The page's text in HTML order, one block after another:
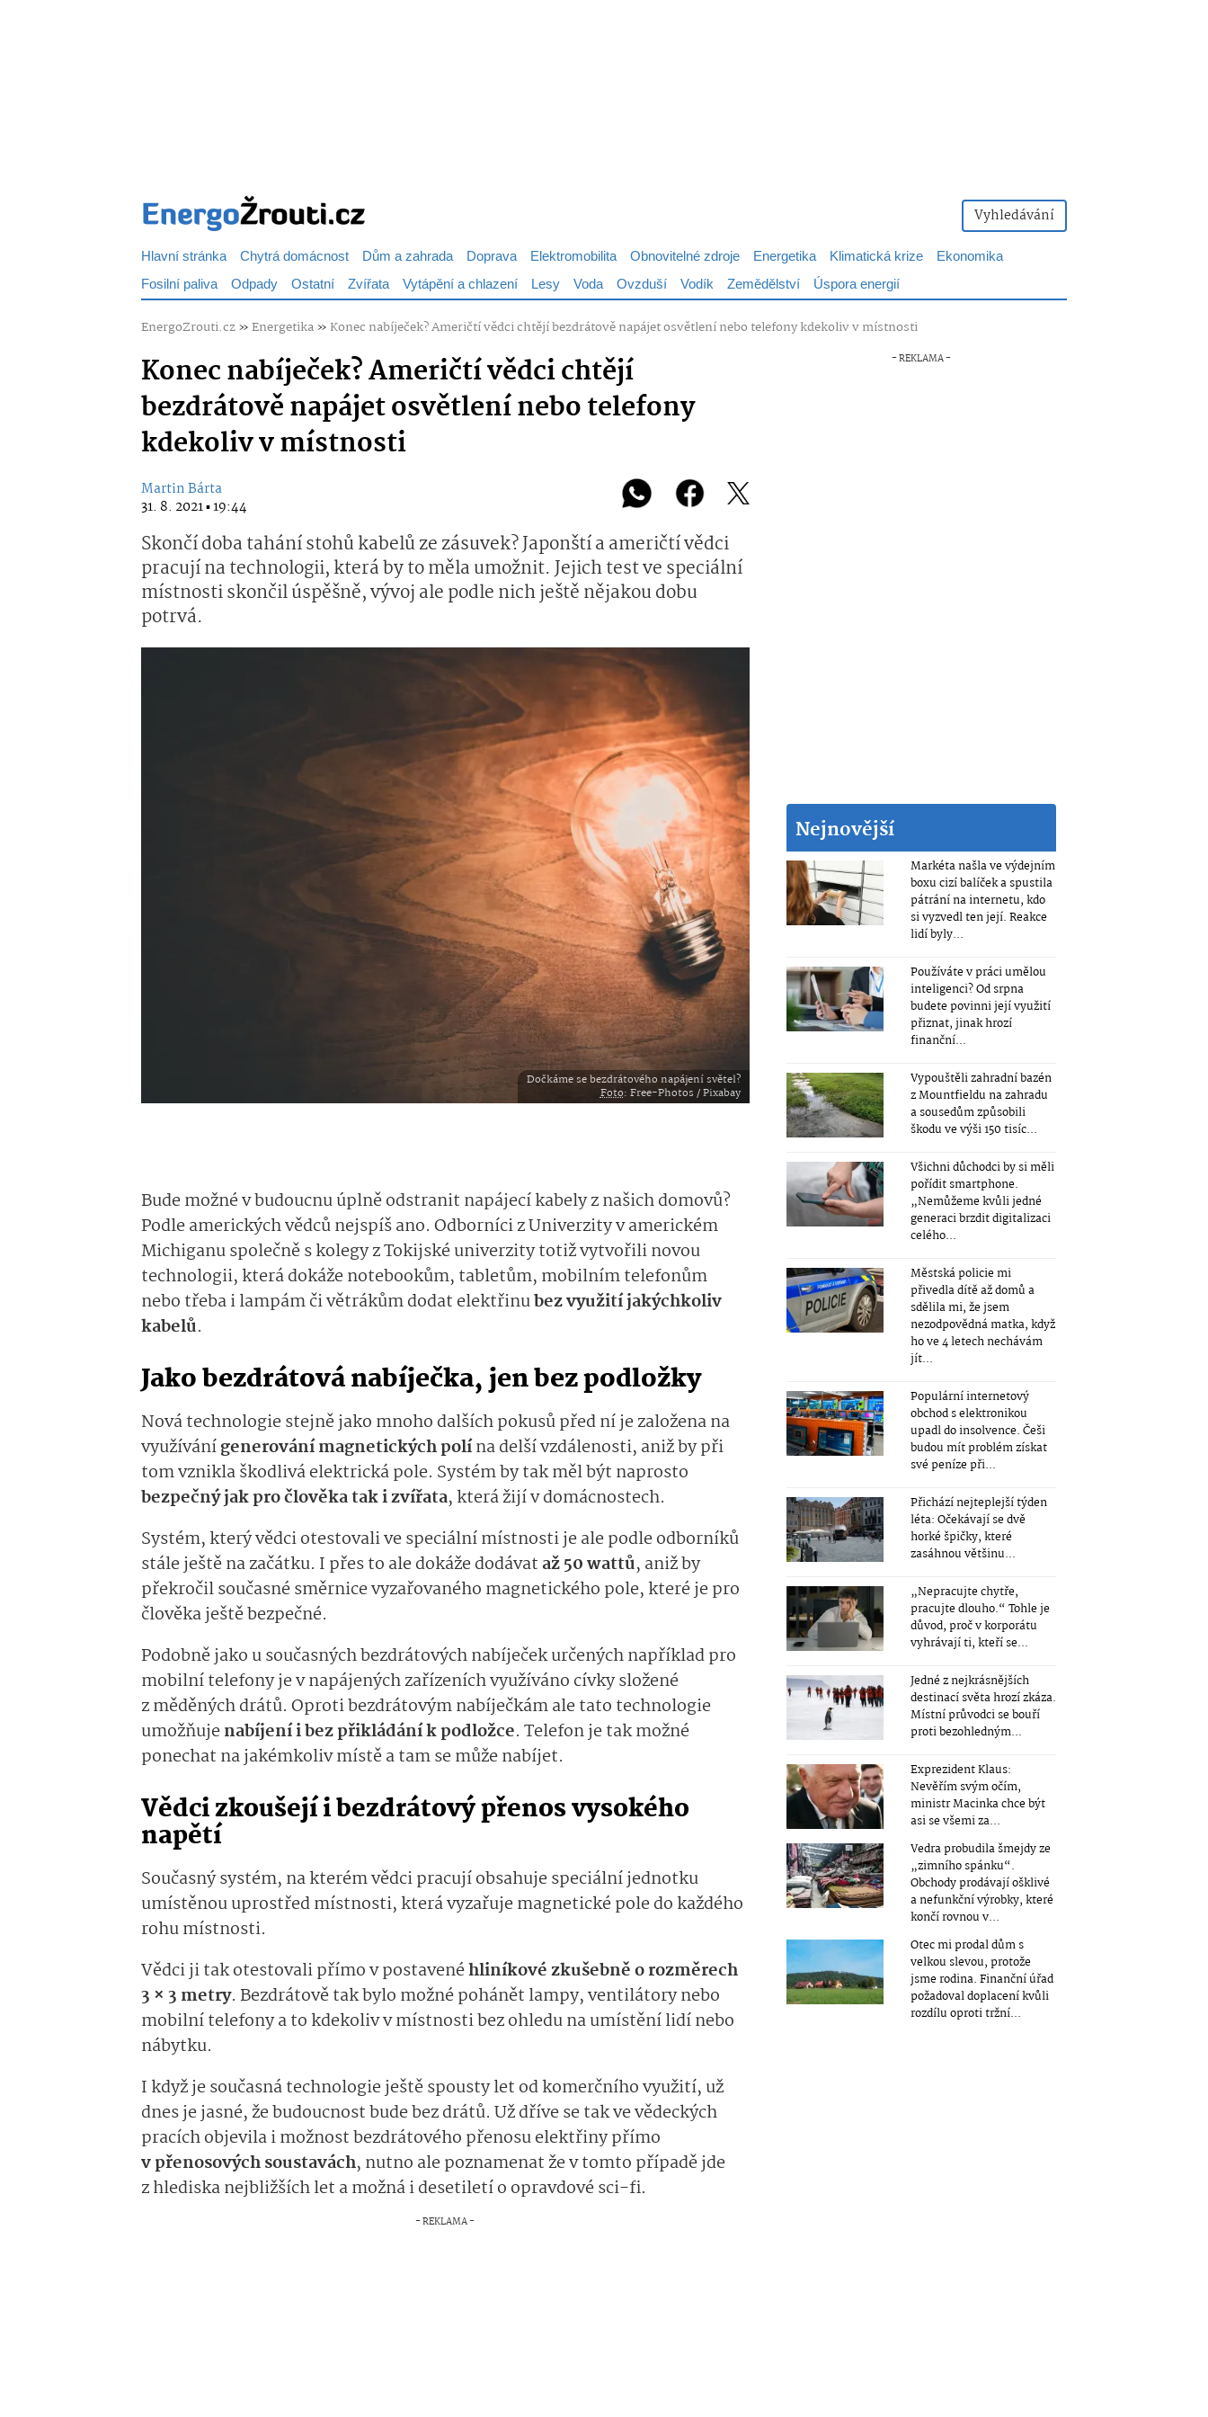
Vyhledávání
Hlavní stránka Chytrá domácnost Dům a zahrada Doprava Elektromobilita Obnovitelné zdroje Energetika Klimatická krize
Ekonomika
Fosilní paliva Odpady Ostatní Zvířata Vytápění a chlazení Lesy Voda Ovzduší Vodík Zemědělství Úspora energií
EnergoZrouti.cz»Energetika»Konec nabíječek? Američtí vědci chtějí bezdrátově napájet osvětlení nebo telefony kdekoliv v místnosti
Konec nabíječek? Američtí vědci chtějí
bezdrátově napájet osvětlení nebo telefony
kdekoliv v místnosti
Martin Bárta
31. 8. 2021 ▪ 19:44
Skončí doba tahání stohů kabelů ze zásuvek? Japonští a američtí vědci
pracují na technologii, která by to měla umožnit. Jejich test ve speciální
místnosti skončil úspěšně, vývoj ale podle nich ještě nějakou dobu
potrvá.
Dočkáme se bezdrátového napájení světel?
Foto: Free-Photos / Pixabay
Bude možné v budoucnu úplně odstranit napájecí kabely z našich domovů?
Podle amerických vědců nejspíš ano. Odborníci z Univerzity v americkém
Michiganu společně s kolegy z Tokijské univerzity totiž vytvořili novou
technologii, která dokáže notebookům, tabletům, mobilním telefonům
nebo třeba i lampám či větrákům dodat elektřinubez využití jakýchkoliv
kabelů.
Jako bezdrátová nabíječka, jen bez podložky
Nová technologie stejně jako mnoho dalších pokusů před ní je založena na
využívánígenerování magnetických polína delší vzdálenosti, aniž by při
tom vznikla škodlivá elektrická pole. Systém by tak měl být naprosto
bezpečný jak pro člověka tak i zvířata, která žijí v domácnostech.
Systém, který vědci otestovali ve speciální místnosti je ale podle odborníků
stále ještě na začátku. I přes to ale dokáže dodávataž 50 wattů, aniž by
překročil současné směrnice vyzařovaného magnetického pole, které je pro
člověka ještě bezpečné.
Podobně jako u současných bezdrátových nabíječek určených například pro
mobilní telefony je v napájených zařízeních využíváno cívky složené
z měděných drátů. Oproti bezdrátovým nabíječkám ale tato technologie
umožňujenabíjení i bez přikládání k podložce. Telefon je tak možné
ponechat na jakémkoliv místě a tam se může nabíjet.
Vědci zkoušejí i bezdrátový přenos vysokého
napětí
Současný systém, na kterém vědci pracují obsahuje speciální jednotku
umístěnou uprostřed místnosti, která vyzařuje magnetické pole do každého
rohu místnosti.
Vědci ji tak otestovali přímo v postavenéhliníkové zkušebně o rozměrech
3 × 3 metry. Bezdrátově tak bylo možné pohánět lampy, ventilátory nebo
mobilní telefony a to kdekoliv v místnosti bez ohledu na umístění lidí nebo
nábytku.
I když je současná technologie ještě spousty let od komerčního využití, už
dnes je jasné, že budoucnost bude bez drátů. Už dříve se tak ve vědeckých
pracích objevila i možnost bezdrátového přenosu elektřiny přímo
v přenosových soustavách, nutno ale poznamenat že v tomto případě jde
z hlediska nejbližších let a možná i desetiletí o opravdové sci-fi.
Nejnovější
Markéta našla ve výdejním
boxu cizí balíček a spustila
pátrání na internetu, kdo
si vyzvedl ten její. Reakce
lidí byly...
Používáte v práci umělou
inteligenci? Od srpna
budete povinni její využití
přiznat, jinak hrozí
finanční...
Vypouštěli zahradní bazén
z Mountfieldu na zahradu
a sousedům způsobili
škodu ve výši 150 tisíc...
Všichni důchodci by si měli
pořídit smartphone.
„Nemůžeme kvůli jedné
generaci brzdit digitalizaci
celého...
Městská policie mi
přivedla dítě až domů a
sdělila mi, že jsem
nezodpovědná matka, když
ho ve 4 letech nechávám
jít...
Populární internetový
obchod s elektronikou
upadl do insolvence. Češi
budou mít problém získat
své peníze při...
Přichází nejteplejší týden
léta: Očekávají se dvě
horké špičky, které
zasáhnou většinu...
„Nepracujte chytře,
pracujte dlouho.“ Tohle je
důvod, proč v korporátu
vyhrávají ti, kteří se...
Jedné z nejkrásnějších
destinací světa hrozí zkáza.
Místní průvodci se bouří
proti bezohledným...
Exprezident Klaus:
Nevěřím svým očím,
ministr Macinka chce být
asi se všemi za...
Vedra probudila šmejdy ze
„zimního spánku“.
Obchody prodávají ošklivé
a nefunkční výrobky, které
končí rovnou v...
Otec mi prodal dům s
velkou slevou, protože
jsme rodina. Finanční úřad
požadoval doplacení kvůli
rozdílu oproti tržní...